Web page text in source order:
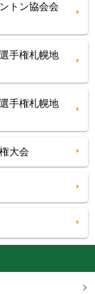
トン協会会
手権札幌地
手権札幌地
大会